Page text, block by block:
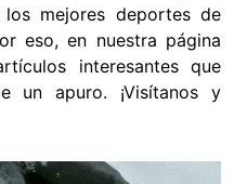
mejores deportes de
eso, en nuestra página
interesantes que
un apuro. ¡Visítanos y